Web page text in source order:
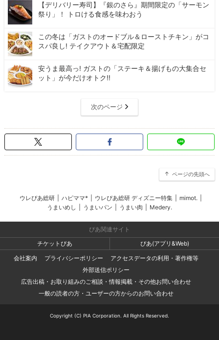
【デリバリー寿司】『銀のさら』期間限定の「サーモン
祭り」！ トロける食感を味わおう
この冬は「ガストのオードブル＆ローストチキン」がコ
スパ良し! テイクアウト＆宅配限定
安うま最高っ! ガストの「ステーキ＆揚げもの大集合セ
ット」が今だけオトク!!
次のページ
ページの先頭へ
ウレぴあ総研 ハピママ* ウレぴあ総研 ディズニー特集 mimot.
うまいめし
うまいパン うまい肉 Medery.
ぴあ関連サイト
チケットぴあ
ぴあ(アプリ&Web)
会社案内
プライバシーポリシー
アクセスデータの利用・著作権等
外部送信ポリシー
広告出稿・お取り組みのご相談・情報掲載・その他お問い合わせ
一般の読者の方・ユーザーの方からのお問い合わせ
Copyright (C) PIA Corporation. All Rights Reserved.